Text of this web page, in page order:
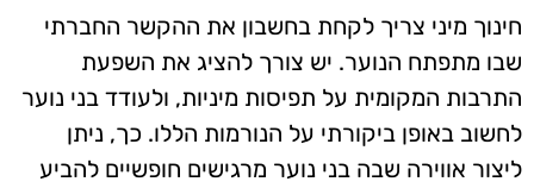
חינוך מיני צריך לקחת בחשבון את ההקשר החברתי
שבו מתפתח הנוער. יש צורך להציג את השפעת
התרבות המקומית על תפיסות מיניות, ולעודד בני נוער
לחשוב באופן ביקורתי על הנורמות הללו. כך, ניתן
ליצור אווירה שבה בני נוער מרגישים חופשיים להביע